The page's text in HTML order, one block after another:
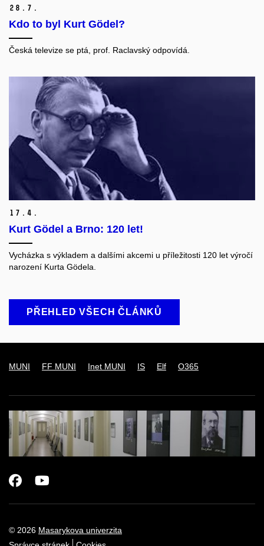
28. 7.
Kdo to byl Kurt Gödel?
Česká televize se ptá, prof. Raclavský odpovídá.
17. 4.
Kurt Gödel a Brno: 120 let!
Vycházka s výkladem a dalšími akcemi u příležitosti 120 let výročí
narození Kurta Gödela.
PŘEHLED VŠECH ČLÁNKŮ
MUNI FF MUNI Inet MUNI IS Elf O365
© 2026 Masarykova univerzita
Facebook